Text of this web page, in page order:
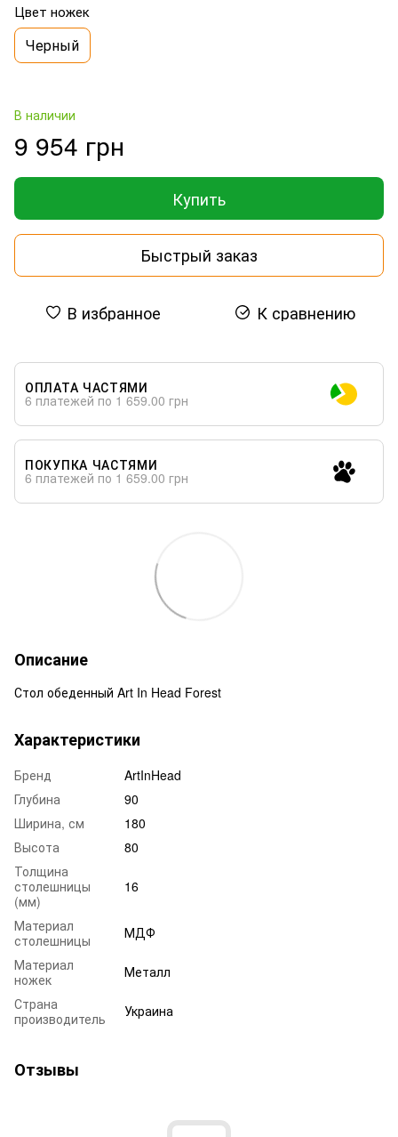
Цвет ножек
Черный
В наличии
9 954 грн
Купить
Быстрый заказ
В избранное К сравнению
ОПЛАТА ЧАСТЯМИ
6 платежей по 1 659.00 грн
ПОКУПКА ЧАСТЯМИ
6 платежей по 1 659.00 грн
Описание
Стол обеденный Art In Head Forest
Характеристики
Бренд
ArtInHead
Глубина
90
Ширина, см
180
Высота
80
Толщина
столешницы
(мм)
16
Материал
столешницы
МДФ
Материал
ножек
Металл
Страна
производитель
Украина
Отзывы